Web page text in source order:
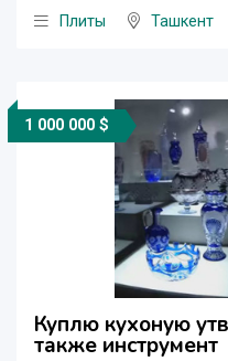
Плиты
Ташкент
1 000 000 $
Куплю кухоную
также инструмент